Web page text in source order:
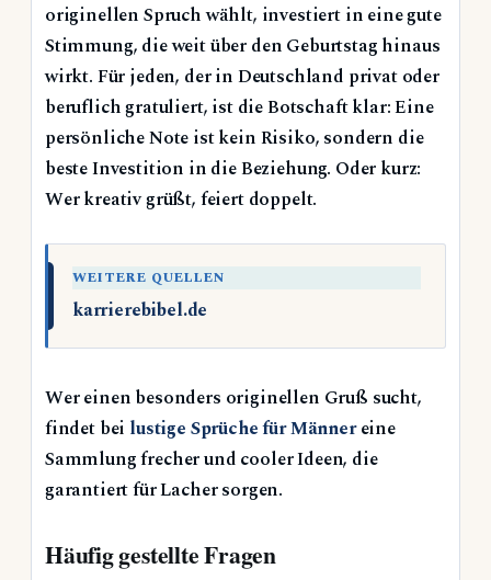
originellen Spruch wählt, investiert in eine gute
Stimmung, die weit über den Geburtstag hinaus
wirkt. Für jeden, der in Deutschland privat oder
beruflich gratuliert, ist die Botschaft klar: Eine
persönliche Note ist kein Risiko, sondern die
beste Investition in die Beziehung. Oder kurz:
Wer kreativ grüßt, feiert doppelt.
WEITERE QUELLEN
karrierebibel.de
Wer einen besonders originellen Gruß sucht,
findet bei lustige Sprüche für Männereine
Sammlung frecher und cooler Ideen, die
garantiert für Lacher sorgen.
Häufig gestellte Fragen